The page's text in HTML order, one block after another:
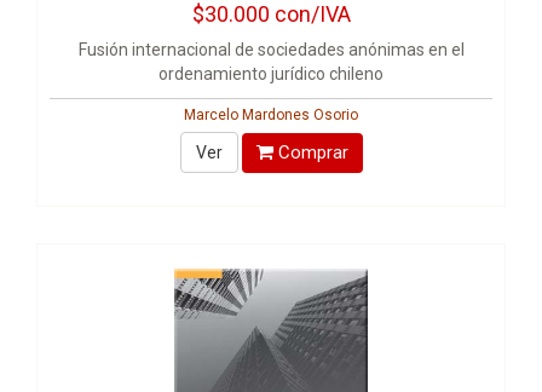
$30.000 con/IVA
Fusión internacional de sociedades anónimas en el
ordenamiento jurídico chileno
Marcelo Mardones Osorio
Ver Comprar